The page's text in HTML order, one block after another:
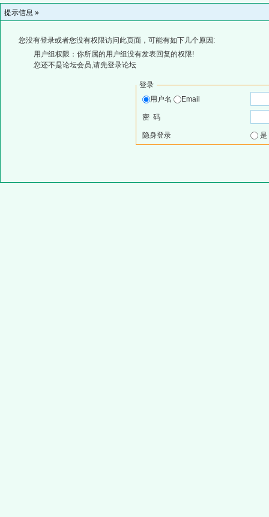
提示信息 »
您没有登录或者您没有权限访问此页面，可能有如下几个原因:
用户组权限：你所属的用户组没有发表回复的权限!
您还不是论坛会员,请先登录论坛
登录
用户名
Email
密 码
隐身登录